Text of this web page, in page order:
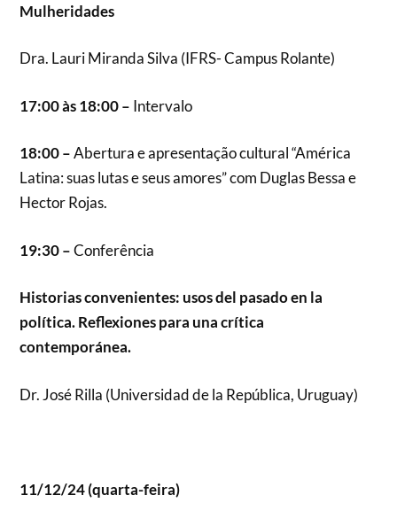
Mulheridades
Dra. Lauri Miranda Silva (IFRS- Campus Rolante)
17:00 às 18:00 – Intervalo
18:00 –Abertura e apresentação cultural “América
Latina: suas lutas e seus amores” com Duglas Bessa e
Hector Rojas.
19:30 –Conferência
Historias convenientes: usos del pasado en la
política. Reflexiones para una crítica
contemporánea.
Dr. José Rilla (Universidad de la República, Uruguay)
11/12/24 (quarta-feira)